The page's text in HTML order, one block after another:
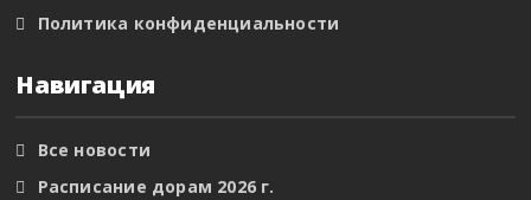
Политика конфиденциальности
Навигация
Все новости
Расписание дорам 2026 г.